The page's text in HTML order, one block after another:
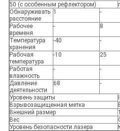
50 (с особенным рефлектором)
Обнаруживать
расстояние
1 -
Рабочее
временя
- 8
Температура
хранения
-40 -
Рабочая
температура
-10 25
Работая
влажность
- -
Давление
деятельности
68 -
Уровень защиты
Взрывозащищенная метка
Внешний размер
Вес
Уровень безопасности лазера